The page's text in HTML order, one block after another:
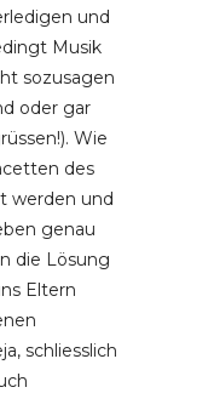
und
Musik
sozusagen
oder gar
Wie
des
werden und
genau
die Lösung
Eltern
schliesslich